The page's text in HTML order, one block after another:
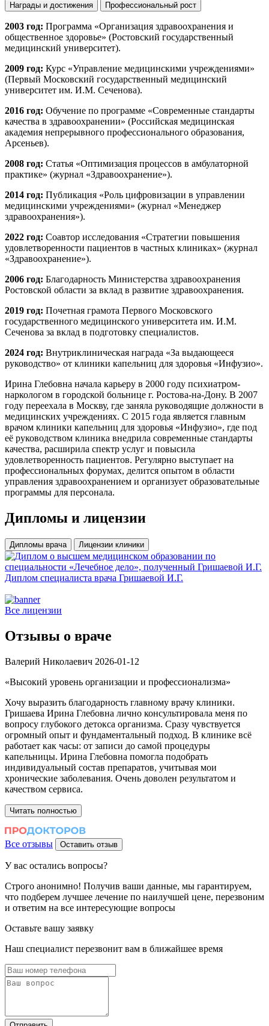
Награды и достижения
Профессиональный рост
2003 год: Программа «Организация здравоохранения и
общественное здоровье» (Ростовский государственный
медицинский университет).
2009 год: Курс «Управление медицинскими учреждениями»
(Первый Московский государственный медицинский
университет им. И.М. Сеченова).
2016 год: Обучение по программе «Современные стандарты
качества в здравоохранении» (Российская медицинская
академия непрерывного профессионального образования,
Арсеньев).
2008 год: Статья «Оптимизация процессов в амбулаторной
практике» (журнал «Здравоохранение»).
2014 год: Публикация «Роль цифровизации в управлении
медицинскими учреждениями» (журнал «Менеджер
здравоохранения»).
2022 год: Соавтор исследования «Стратегии повышения
удовлетворенности пациентов в частных клиниках» (журнал
«Здравоохранение»).
2006 год: Благодарность Министерства здравоохранения
Ростовской области за вклад в развитие здравоохранения.
2019 год: Почетная грамота Первого Московского
государственного медицинского университета им. И.М.
Сеченова за вклад в подготовку специалистов.
2024 год: Внутриклиническая награда «За выдающееся
руководство» от клиники капельниц для здоровья «Инфузио».
Ирина Глебовна начала карьеру в 2000 году психиатром-
наркологом в городской больнице г. Ростова-на-Дону. В 2007
году переехала в Москву, где заняла руководящие должности в
медицинских учреждениях. С 2015 года является главным
врачом клиники капельниц для здоровья «Инфузио», где под
её руководством клиника внедрила современные стандарты
качества, расширила спектр услуг и повысила
удовлетворенность пациентов. Регулярно выступает на
профессиональных форумах, делится опытом в области
управления здравоохранением и организует образовательные
программы для персонала.
Дипломы и лицензии
Дипломы врача Лицензии клиники
Диплом специалиста врача Гришаевой И.Г.
Все лицензии
Отзывы о враче
Валерий Николаевич 2026-01-12
«Высокий уровень организации и профессионализма»
Хочу выразить благодарность главному врачу клиники.
Гришаева Ирина Глебовна лично консультировала меня по
вопросу глубокого детокса организма. Сразу чувствуется
огромный опыт и фундаментальный подход. В клинике всё
работает как часы: от записи до самой процедуры
капельницы. Ирина Глебовна помогла подобрать
индивидуальный состав препаратов, учитывая мои
хронические заболевания. Очень доволен результатом и
качеством сервиса.
Читать полностью
Все отзывы Оставить отзыв
У вас остались вопросы?
Строго анонимно! Получив ваши данные, мы гарантируем,
что подберем лучшее лечение по наилучшей цене, перезвоним
и ответим на все интересующие вопросы
Оставьте вашу заявку
Наш специалист перезвонит вам в ближайшее время